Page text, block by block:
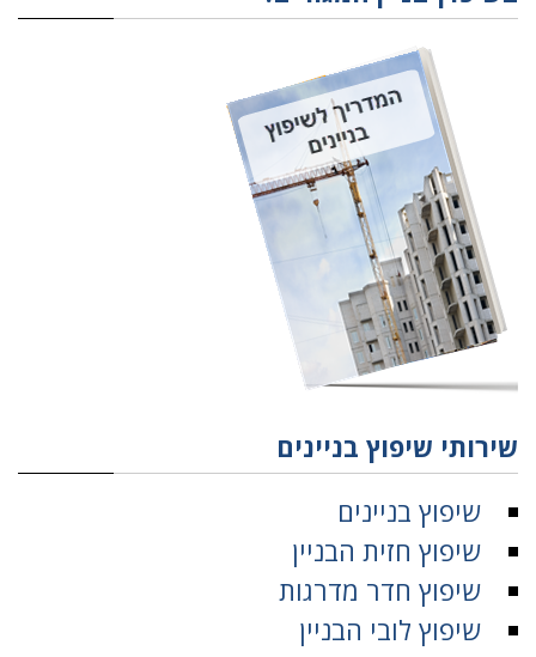
שירותי שיפוץ בניינים
שיפוץ בניינים
שיפוץ חזית הבניין
שיפוץ חדר מדרגות
שיפוץ לובי הבניין